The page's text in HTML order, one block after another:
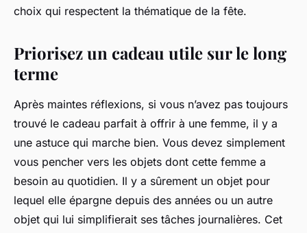
choix qui respectent la thématique de la fête.
Priorisez un cadeau utile sur le long
terme
Après maintes réflexions, si vous n’avez pas toujours
trouvé le cadeau parfait à offrir à une femme, il y a
une astuce qui marche bien. Vous devez simplement
vous pencher vers les objets dont cette femme a
besoin au quotidien. Il y a sûrement un objet pour
lequel elle épargne depuis des années ou un autre
objet qui lui simplifierait ses tâches journalières. Cet